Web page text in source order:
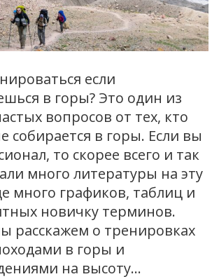
если
в горы? Это один из
вопросов от тех, кто
собирается в горы. Если вы
то скорее всего и так
много литературы на эту
много графиков, таблиц и
новичку терминов.
расскажем о тренировках
в горы и
на высоту…